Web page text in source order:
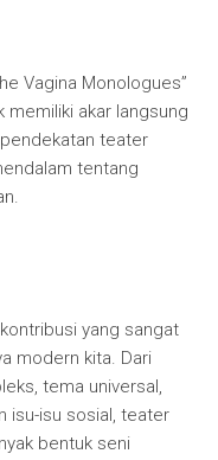
Vagina Monologues”
memiliki akar langsung
teater
tentang
yang sangat
modern kita. Dari
tema universal,
isu-isu sosial, teater
bentuk seni